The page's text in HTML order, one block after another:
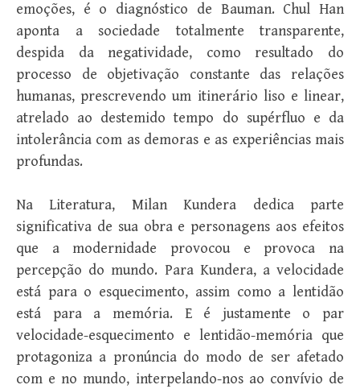
emoções, é o diagnóstico de Bauman. Chul Han
aponta a sociedade totalmente transparente,
despida da negatividade, como resultado do
processo de objetivação constante das relações
humanas, prescrevendo um itinerário liso e linear,
atrelado ao destemido tempo do supérfluo e da
intolerância com as demoras e as experiências mais
profundas.
Na Literatura, Milan Kundera dedica parte
significativa de sua obra e personagens aos efeitos
que a modernidade provocou e provoca na
percepção do mundo. Para Kundera, a velocidade
está para o esquecimento, assim como a lentidão
está para a memória. E é justamente o par
velocidade-esquecimento e lentidão-memória que
protagoniza a pronúncia do modo de ser afetado
com e no mundo, interpelando-nos ao convívio de